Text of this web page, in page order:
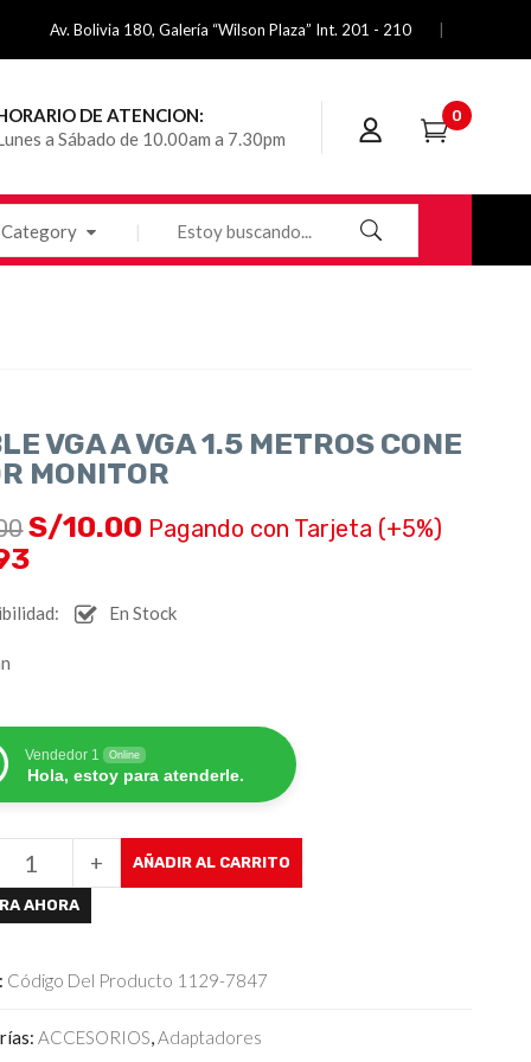
Av. Bolivia 180, Galería “Wilson Plaza” Int. 201 - 210
DE ATENCION:
a Sábado de 10.00am a 7.30pm
0
Category
VGA A VGA 1.5 METROS CONE
MONITOR
S/10.00 Pagando con Tarjeta (+5%)
En Stock
Vendedor 1 Online
Hola, estoy para atenderle.
+ AÑADIR AL CARRITO
AHORA
Código Del Producto 1129-7847
ACCESORIOS,Adaptadores